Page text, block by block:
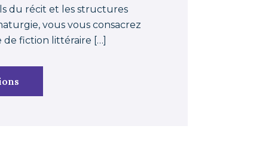
du récit et les structures
vous vous consacrez
de fiction littéraire […]